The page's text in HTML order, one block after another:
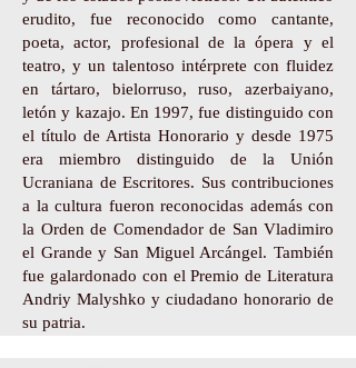
erudito, fue reconocido como cantante,
poeta, actor, profesional de la ópera y el
teatro, y un talentoso intérprete con fluidez
en tártaro, bielorruso, ruso, azerbaiyano,
letón y kazajo. En 1997, fue distinguido con
el título de Artista Honorario y desde 1975
era miembro distinguido de la Unión
Ucraniana de Escritores. Sus contribuciones
a la cultura fueron reconocidas además con
la Orden de Comendador de San Vladimiro
el Grande y San Miguel Arcángel. También
fue galardonado con el Premio de Literatura
Andriy Malyshko y ciudadano honorario de
su patria.